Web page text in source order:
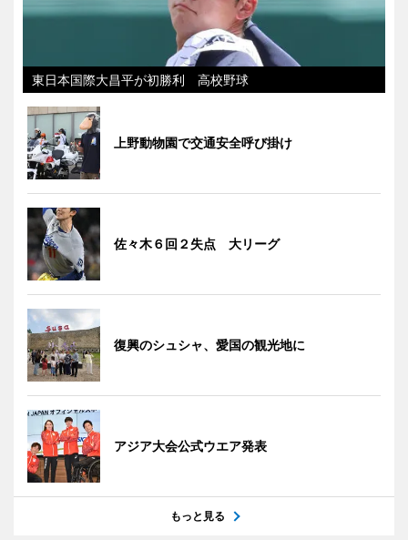
東日本国際大昌平が初勝利 高校野球
上野動物園で交通安全呼び掛け
佐々木６回２失点 大リーグ
復興のシュシャ、愛国の観光地に
アジア大会公式ウエア発表
もっと見る